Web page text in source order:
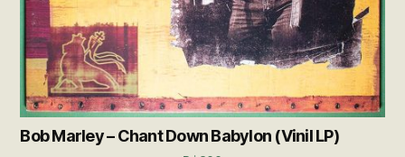
Bob Marley – Chant Down Babylon (Vinil LP)